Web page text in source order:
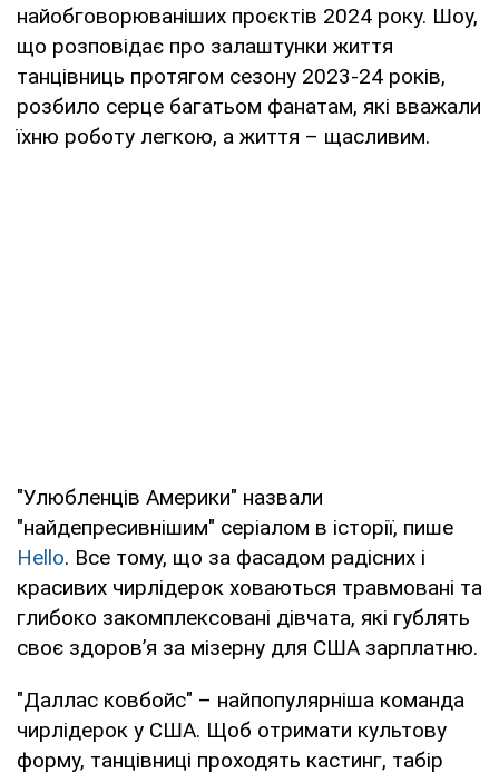
найобговорюваніших проєктів 2024 року. Шоу,
що розповідає про залаштунки життя
танцівниць протягом сезону 2023-24 років,
розбило серце багатьом фанатам, які вважали
їхню роботу легкою, а життя – щасливим.
"Улюбленців Америки" назвали
"найдепресивнішим" серіалом в історії, пише
Hello. Все тому, що за фасадом радісних і
красивих чирлідерок ховаються травмовані та
глибоко закомплексовані дівчата, які гублять
своє здоровʼя за мізерну для США зарплатню.
"Даллас ковбойс" – найпопулярніша команда
чирлідерок у США. Щоб отримати культову
форму, танцівниці проходять кастинг, табір